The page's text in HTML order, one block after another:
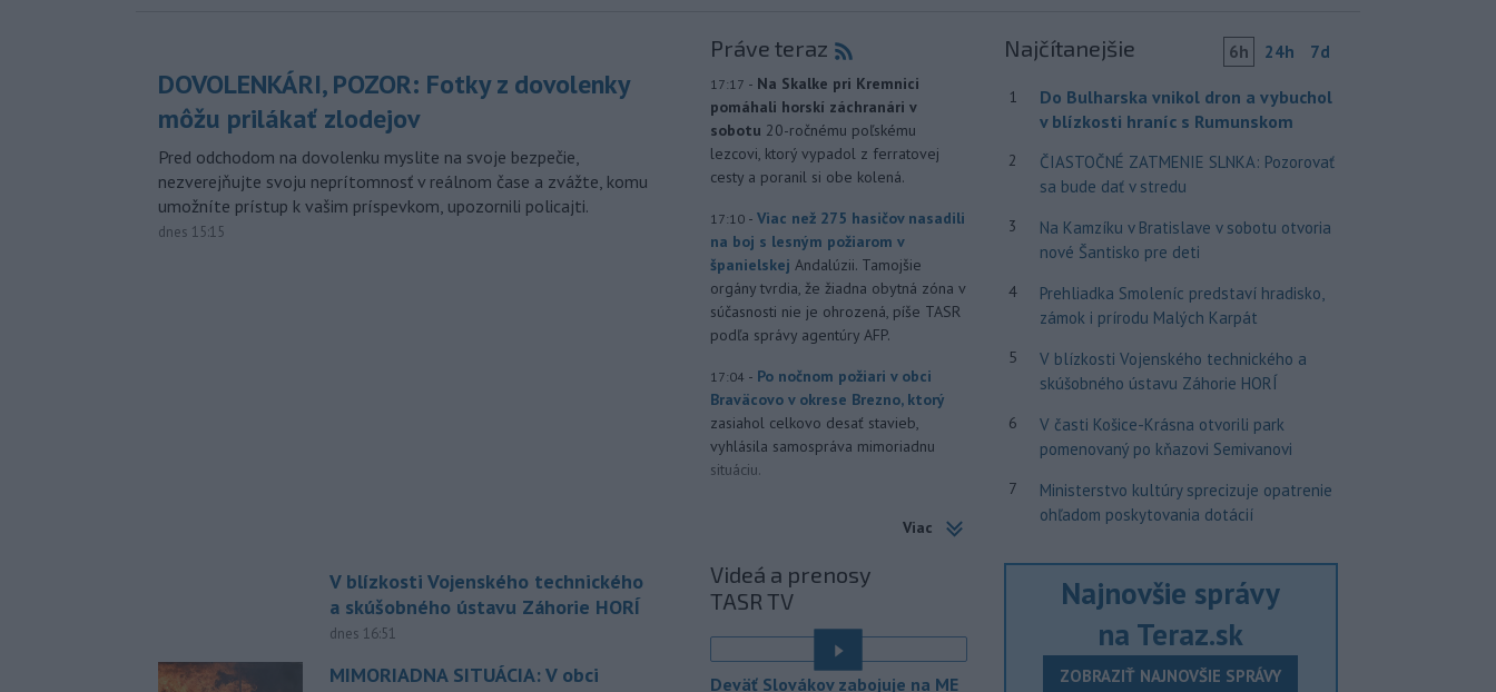
DOVOLENKÁRI, POZOR: Fotky z dovolenky
môžu prilákať zlodejov
Pred odchodom na dovolenku myslite na svoje bezpečie,
nezverejňujte svoju neprítomnosť v reálnom čase a zvážte, komu
umožníte prístup k vašim príspevkom, upozornili policajti.
dnes 15:15
V blízkosti Vojenského technického
a skúšobného ústavu Záhorie HORÍ
dnes 16:51
MIMORIADNA SITUÁCIA: V obci
Práve teraz
17:17 - Na Skalke pri Kremnici
pomáhali horskí záchranári v
sobotu 20-ročnému poľskému
lezcovi, ktorý vypadol z ferratovej
cesty a poranil si obe kolená.
17:10 - Viac než 275 hasičov nasadili
na boj s lesným požiarom v
španielskej Andalúzii. Tamojšie
orgány tvrdia, že žiadna obytná zóna v
súčasnosti nie je ohrozená, píše TASR
podľa správy agentúry AFP.
17:04 - Po nočnom požiari v obci
Braväcovo v okrese Brezno, ktorý
zasiahol celkovo desať stavieb,
vyhlásila samospráva mimoriadnu
situáciu.
tvoria kolóny vozidiel v každom
Usmerňované sú bratislavskou
políciou.
V tesnej blízkosti
Vojenského technického a
Viac
Videá a prenosy
TASR TV
Deväť Slovákov zabojuje na ME
Najčítanejšie 6h 24h 7d
1
Do Bulharska vnikol dron a vybuchol
v blízkosti hraníc s Rumunskom
2
ČIASTOČNÉ ZATMENIE SLNKA: Pozorovať
sa bude dať v stredu
3
Na Kamzíku v Bratislave v sobotu otvoria
nové Šantisko pre deti
4
Prehliadka Smoleníc predstaví hradisko,
zámok i prírodu Malých Karpát
5
V blízkosti Vojenského technického a
skúšobného ústavu Záhorie HORÍ
6
V časti Košice-Krásna otvorili park
pomenovaný po kňazovi Semivanovi
7
Ministerstvo kultúry sprecizuje opatrenie
ohľadom poskytovania dotácií
Najnovšie správy
na Teraz.sk
ZOBRAZIŤ NAJNOVŠIE SPRÁVY